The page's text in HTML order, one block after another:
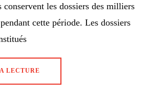
les dossiers des milliers
cette période. Les dossiers
LECTURE